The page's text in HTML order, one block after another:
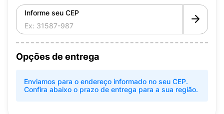
Informe seu CEP
Opções de entrega
Enviamos para o endereço informado no seu CEP.
Confira abaixo o prazo de entrega para a sua região.